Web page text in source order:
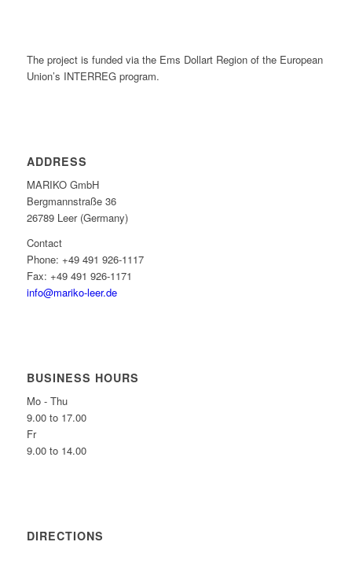
The project is funded via the Ems Dollart Region of the European
Union’s INTERREG program.
ADDRESS
MARIKO GmbH
Berg­mann­straße 36
26789 Leer (Germany)
Contact
Phone: +49 491 926-1117
Fax: +49 491 926-1171
info@mariko-leer.de
BUSINESS HOURS
Mo - Thu
9.00 to 17.00
Fr
9.00 to 14.00
DIRECTIONS